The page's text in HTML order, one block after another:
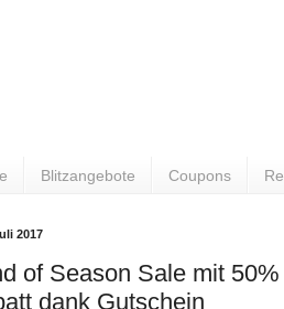
Blitzangebote Coupons
2017
of Season Sale mit
dank Gutschein